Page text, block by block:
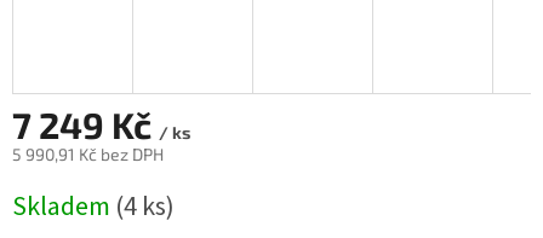
7 249 Kč / ks
5 990,91 Kč bez DPH
cena:
Skladem (4 ks)